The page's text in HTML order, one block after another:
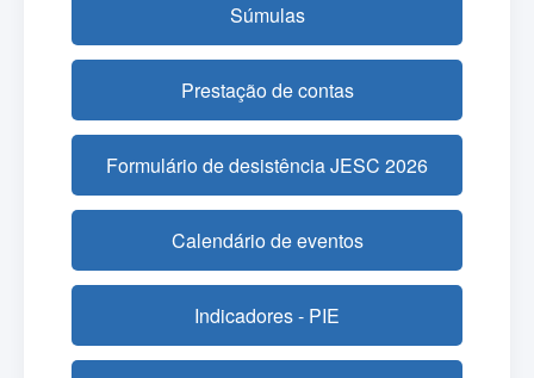
Súmulas
Prestação de contas
Formulário de desistência JESC 2026
Calendário de eventos
Indicadores - PIE